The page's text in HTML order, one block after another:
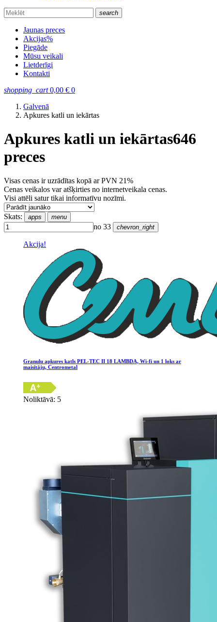
search
Jaunas preces
Akcijas%
Piegāde
Mūsu veikali
Lietderīgi
Kontakti
shopping_cart 0,00 € 0
Galvenā
Apkures katli un iekārtas
Apkures katli un iekārtas646
preces
Visas cenas ir uzrādītas kopā ar PVN 21%
Cenas veikalos var atšķirties no internetveikala cenas.
Visi attēli satur tikai informatīvu nozīmi.
Skats: apps menu
no 33 chevron_right
Akcija!
Granulu apkures katls PEL-TEC II 18 LAMBDA, Wi-fi un 1 loks ar
maisītāju, Centrometal
Noliktāvā: 5